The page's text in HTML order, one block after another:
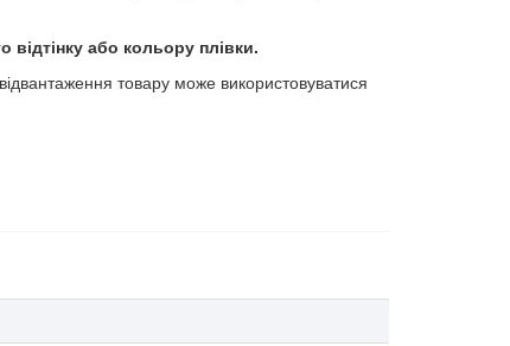
або кольору плівки.
товару може використовуватися